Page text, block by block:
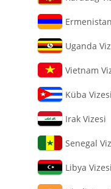
Uganda
Vietnam
Küba Vizesi
Irak Vizesi
Senegal
Libya Vizesi